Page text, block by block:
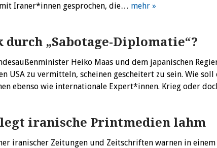
Iraner*innen gesprochen, die… mehr »
„Sabotage-Diplomatie“?
Heiko Maas und dem japanischen
USA zu vermitteln, scheinen gescheitert zu sein. Wie
ebenso wie internationale Expert*innen. Krieg oder
iranische Printmedien lahm
iranischer Zeitungen und Zeitschriften warnen in